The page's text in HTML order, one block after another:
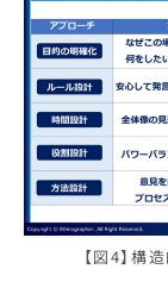
【図4】構